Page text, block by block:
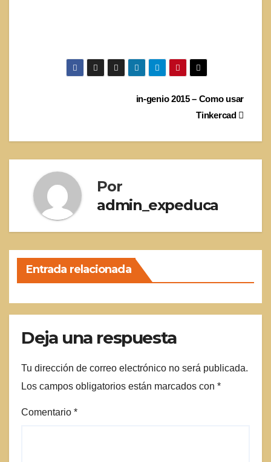
in-genio 2015 – Como usar
Tinkercad
Por
admin_expeduca
Entrada relacionada
Deja una respuesta
Tu dirección de correo electrónico no será publicada.
Los campos obligatorios están marcados con *
Comentario *